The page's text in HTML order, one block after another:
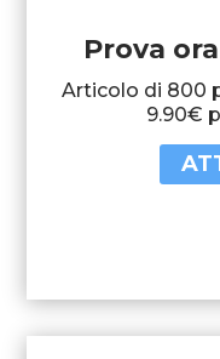
Prova
Articolo di 800
9.90€